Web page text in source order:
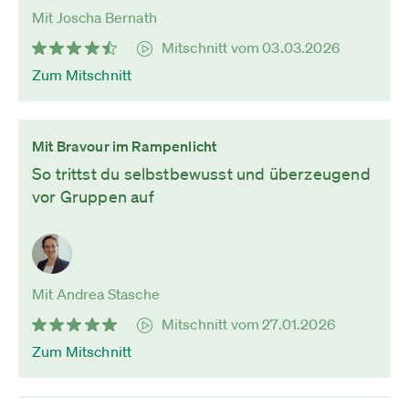
Mit Joscha Bernath
Mitschnitt vom 03.03.2026
Zum Mitschnitt
Mit Bravour im Rampenlicht
So trittst du selbstbewusst und überzeugend
vor Gruppen auf
Mit Andrea Stasche
Mitschnitt vom 27.01.2026
Zum Mitschnitt